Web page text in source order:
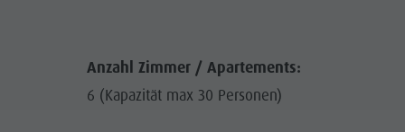
Anzahl Zimmer / Apartements:
6 (Kapazität max 30 Personen)